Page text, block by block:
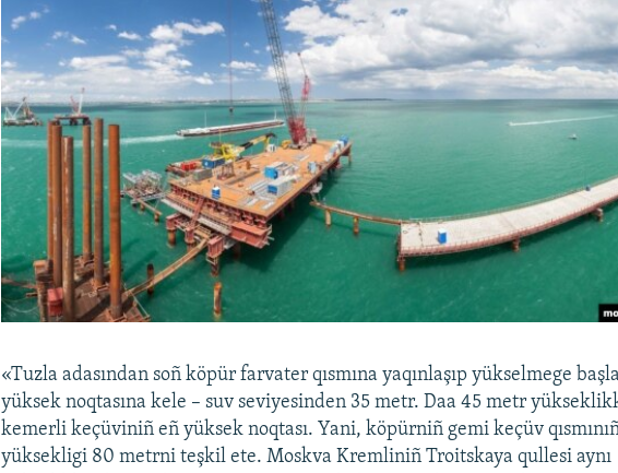
«Tuzla adasından soñ köpür farvater qısmına yaqınlaşıp yükselmege
yüksek noqtasına kele – suv seviyesinden 35 metr. Daa 45 metr
kemerli keçüviniñ eñ yüksek noqtası. Yani, köpürniñ gemi keçüv
yüksekligi 80 metrni teşkil ete. Moskva Kremliniñ Troitskaya qullesi aynı